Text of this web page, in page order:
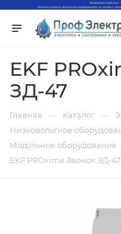
EKF
ЗД-47
Главная — Каталог —
Низковольтное
Модульное оборудование
EKF PROxima Звонок ЗД-47